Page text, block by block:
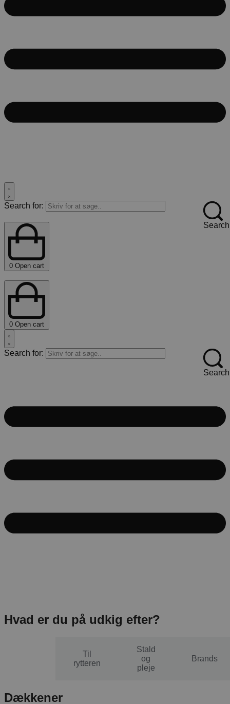
Search for:
Search
0 Open cart
0 Open cart
Search for:
Search
Hvad er du på udkig efter?
Til
rytteren
Stald
og
pleje
Brands
Dækkener